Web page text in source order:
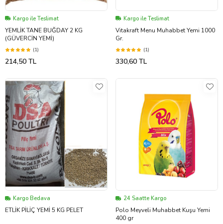
Kargo ile Teslimat
YEMLİK TANE BUĞDAY 2 KG
(GÜVERCİN YEMİ)
(1)
214,50 TL
Kargo ile Teslimat
Vitakraft Menu Muhabbet Yemi 1000
Gr.
(1)
330,60 TL
Kargo Bedava
ETLİK PİLİÇ YEMİ 5 KG PELET
24 Saatte Kargo
Polo Meyveli Muhabbet Kuşu Yemi
400 gr